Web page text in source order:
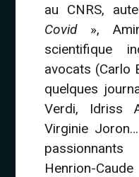
au CNRS,
Covid»,
scientifique
avocats (Carlo
quelques
Verdi, Idriss
Virginie
Henrion-